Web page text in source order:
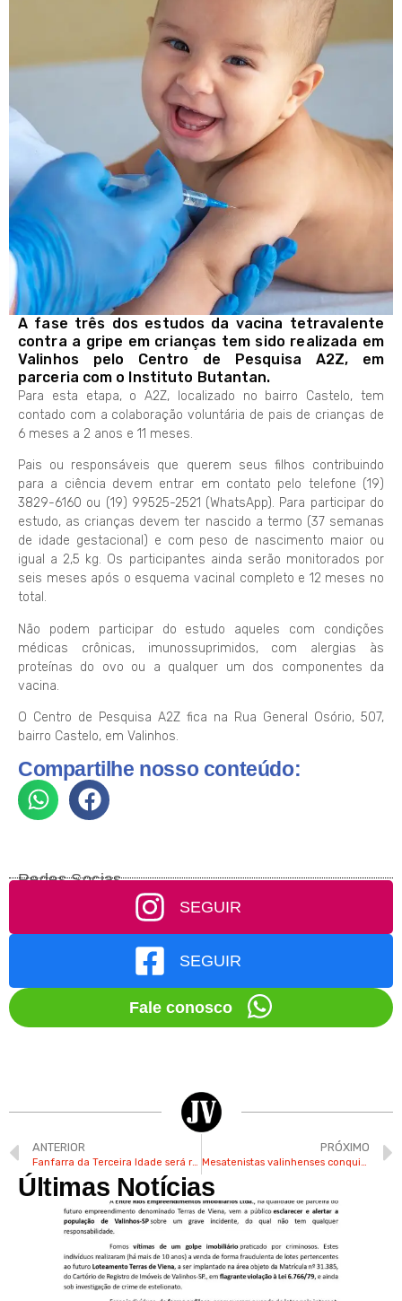
A fase três dos estudos da vacina tetravalente
contra a gripe em crianças tem sido realizada em
Valinhos pelo Centro de Pesquisa A2Z, em
parceria com o Instituto Butantan.
Para esta etapa, o A2Z, localizado no bairro Castelo, tem
contado com a colaboração voluntária de pais de crianças de
6 meses a 2 anos e 11 meses.
Pais ou responsáveis que querem seus filhos contribuindo
para a ciência devem entrar em contato pelo telefone (19)
3829-6160 ou (19) 99525-2521 (WhatsApp). Para participar do
estudo, as crianças devem ter nascido a termo (37 semanas
de idade gestacional) e com peso de nascimento maior ou
igual a 2,5 kg. Os participantes ainda serão monitorados por
seis meses após o esquema vacinal completo e 12 meses no
total.
Não podem participar do estudo aqueles com condições
médicas crônicas, imunossuprimidos, com alergias às
proteínas do ovo ou a qualquer um dos componentes da
vacina.
O Centro de Pesquisa A2Z fica na Rua General Osório, 507,
bairro Castelo, em Valinhos.
Compartilhe nosso conteúdo:
Redes Socias
SEGUIR
SEGUIR
Fale conosco
ANTERIOR
Fanfarra da Terceira Idade será retomada em Valinhos
PRÓXIMO
Últimas Notícias